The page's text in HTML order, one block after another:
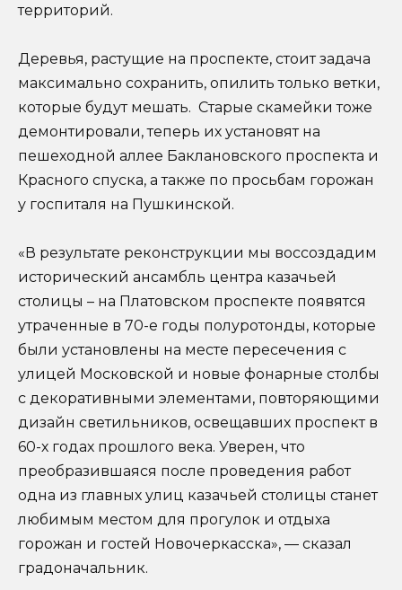
территорий.
Деревья, растущие на проспекте, стоит задача
максимально сохранить, опилить только ветки,
которые будут мешать. Старые скамейки тоже
демонтировали, теперь их установят на
пешеходной аллее Баклановского проспекта и
Красного спуска, а также по просьбам горожан
у госпиталя на Пушкинской.
«В результате реконструкции мы воссоздадим
исторический ансамбль центра казачьей
столицы – на Платовском проспекте появятся
утраченные в 70-е годы полуротонды, которые
были установлены на месте пересечения с
улицей Московской и новые фонарные столбы
с декоративными элементами, повторяющими
дизайн светильников, освещавших проспект в
60-х годах прошлого века. Уверен, что
преобразившаяся после проведения работ
одна из главных улиц казачьей столицы станет
любимым местом для прогулок и отдыха
горожан и гостей Новочеркасска», — сказал
градоначальник.